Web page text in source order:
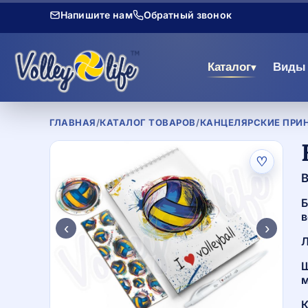
Напишите нам Обратный звонок
Каталог▾ Виды
ГЛАВНАЯ/КАТАЛОГ ТОВАРОВ/КАНЦЕЛЯРСКИЕ
♡
‹ ›